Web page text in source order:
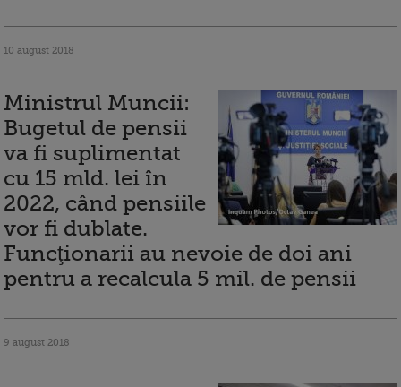
10 august 2018
Ministrul Muncii:
Bugetul de pensii
va fi suplimentat
cu 15 mld. lei în
2022, când pensiile
vor fi dublate.
Funcţionarii au nevoie de doi ani
pentru a recalcula 5 mil. de pensii
9 august 2018